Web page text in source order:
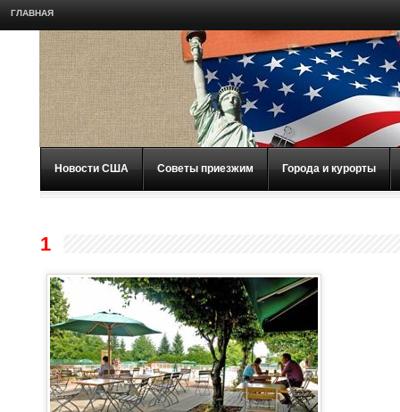
ГЛАВНАЯ
Новости США Советы приезжим Города и курорты
1